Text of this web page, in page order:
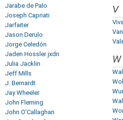
Jarabe de Palo
Joseph Capriati
Jarfaiter
Jason Derulo
Jorge Celedón
Jaden Hossler jxdn
Julia Jacklin
Jeff Mills
J. Bernardt
Jay Wheeler
John Fleming
John O'Callaghan
V
W